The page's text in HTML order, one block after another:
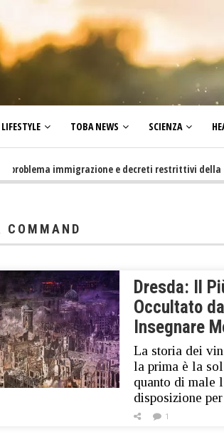
LIFESTYLE TOBA NEWS SCIENZA
immigrazione e decreti restrittivi della
COMMAND
Dresda: Il
Occultato
Insegnare
La storia dei
la prima è la
quanto di male
disposizione
1